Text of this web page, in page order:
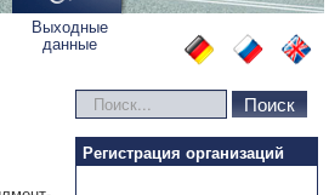
Выходные
данные
Искать... Поиск
Регистрация организаций